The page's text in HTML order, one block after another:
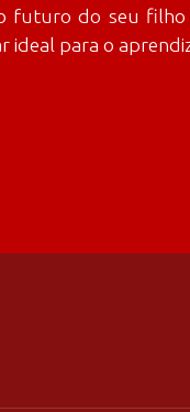
futuro do seu
para o